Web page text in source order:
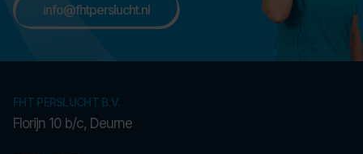
info@fhtperslucht.nl
FHT PERSLUCHT B.V.
Florijn 10 b/c, Deurne